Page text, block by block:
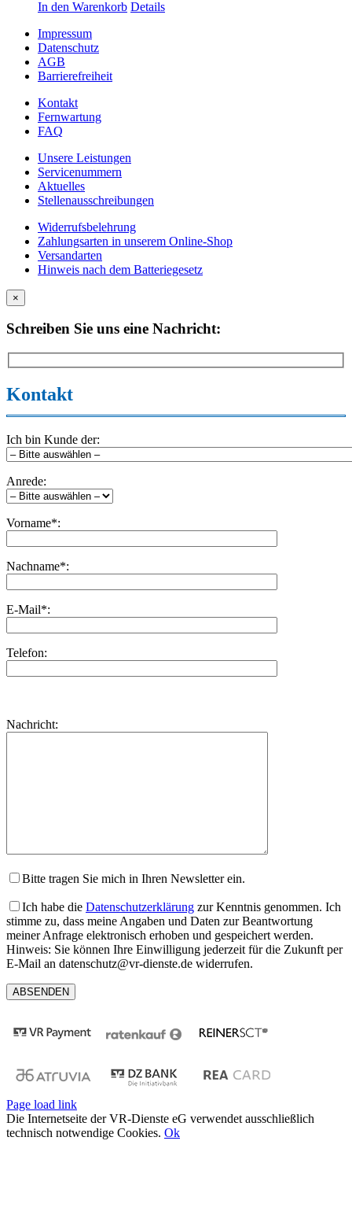
In den Warenkorb Details
Impressum
Datenschutz
AGB
Barrierefreiheit
Kontakt
Fernwartung
FAQ
Unsere Leistungen
Servicenummern
Aktuelles
Stellenausschreibungen
Widerrufsbelehrung
Zahlungsarten in unserem Online-Shop
Versandarten
Hinweis nach dem Batteriegesetz
×
Schreiben Sie uns eine Nachricht:
Kontakt
Ich bin Kunde der:
Anrede:
Vorname*:
Nachname*:
E-Mail*:
Telefon:
dieses
lasse
Nachricht:
Bitte tragen Sie mich in Ihren Newsletter ein.
Ich habe die Datenschutzerklärung zur Kenntnis genommen. Ich
stimme zu, dass meine Angaben und Daten zur Beantwortung
meiner Anfrage elektronisch erhoben und gespeichert werden.
Hinweis: Sie können Ihre Einwilligung jederzeit für die Zukunft per
E-Mail an datenschutz@vr-dienste.de widerrufen.
Page load link
Die Internetseite der VR-Dienste eG verwendet ausschließlich
technisch notwendige Cookies. Ok